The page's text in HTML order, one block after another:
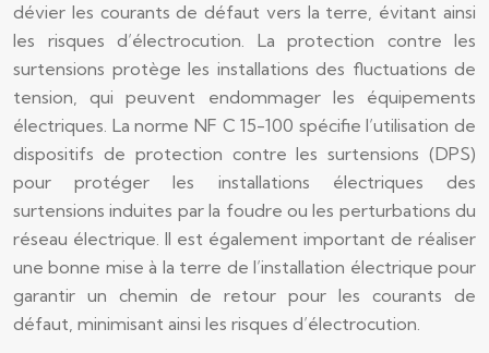
dévier les courants de défaut vers la terre, évitant ainsi
les risques d’électrocution. La protection contre les
surtensions protège les installations des fluctuations de
tension, qui peuvent endommager les équipements
électriques. La norme NF C 15-100 spécifie l’utilisation de
dispositifs de protection contre les surtensions (DPS)
pour protéger les installations électriques des
surtensions induites par la foudre ou les perturbations du
réseau électrique. Il est également important de réaliser
une bonne mise à la terre de l’installation électrique pour
garantir un chemin de retour pour les courants de
défaut, minimisant ainsi les risques d’électrocution.